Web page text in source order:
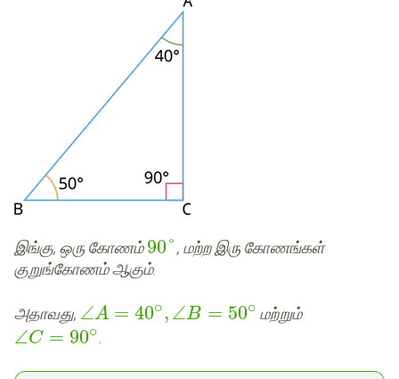
இங்கு, ஒரு கோணம்90°, மற்ற இரு கோணங்கள்
குறுங்கோணம் ஆகும்.
அதாவது, ∠A = 40∘,∠B = 50∘ மற்றும்
∠C = 90∘